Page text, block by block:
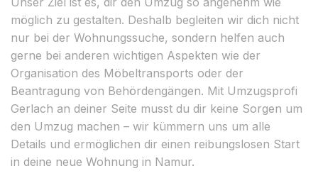
möglich zu gestalten. Deshalb begleiten wir dich nicht
nur bei der Wohnungssuche, sondern helfen auch
gerne bei anderen wichtigen Aspekten wie der
Organisation des Möbeltransports oder der
Beantragung von Behördengängen. Mit Umzugsprofi
Gerlach an deiner Seite musst du dir keine Sorgen um
den Umzug machen – wir kümmern uns um alle
Details und ermöglichen dir einen reibungslosen Start
in deine neue Wohnung in Namur.